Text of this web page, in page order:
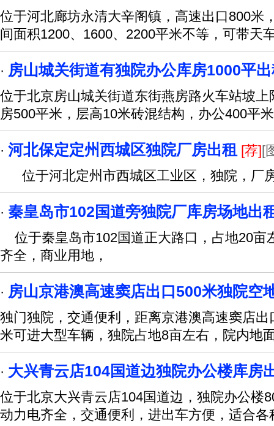
位于河北廊坊永清大辛阁镇，高速出口800米
间面积1200、1600、2200平米不等，可带天
· 房山城关街道有独院办公库房1000平
位于北京房山城关街道东街燕房路火车站坡
房500平米，层高10米砖混结构，办公400平
· 河北保定定州西城区独院厂房出租 [荐][
位于河北定州市西城区工业区，独院，厂
· 秦皇岛市102国道旁独院厂库房场地出
位于秦皇岛市102国道正大路口，占地20亩
齐全，商业用地，
· 房山京港澳高速窦店出口500米独院空
独门独院，交通便利，距离京港澳高速窦店
米可进大型车辆，独院占地8亩左右，院内地
· 大兴青云店104国道边独院办公楼库房
位于北京大兴青云店104国道边，独院办公楼
动力电齐全，交通便利，进出车方便，适合各